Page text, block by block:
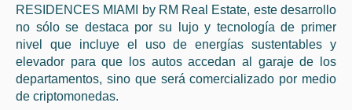
RESIDENCES MIAMI by RM Real Estate, este desarrollo
no sólo se destaca por su lujo y tecnología de primer
nivel que incluye el uso de energías sustentables y
elevador para que los autos accedan al garaje de los
departamentos, sino que será comercializado por medio
de criptomonedas.